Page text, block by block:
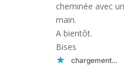
cheminée avec
main.
A bientôt.
Bises
chargement…